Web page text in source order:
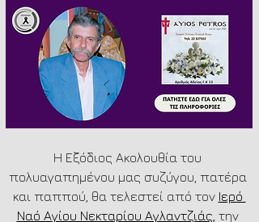
Η Εξόδιος Ακολουθία του
πολυαγαπημένου μας συζύγου, πατέρα
και παππού, θα τελεστεί από τον Ιερό
Ναό Αγίου Νεκταρίου Αγλαντζιάς την